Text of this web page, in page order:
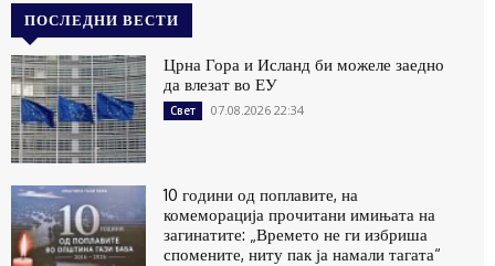
ПОСЛЕДНИ ВЕСТИ
Црна Гора и Исланд би можеле заедно
да влезат во ЕУ
Свет 07.08.2026 22:34
10 години од поплавите, на
комеморација прочитани имињата на
загинатите: „Времето не ги избриша
спомените, ниту пак ја намали тагата“